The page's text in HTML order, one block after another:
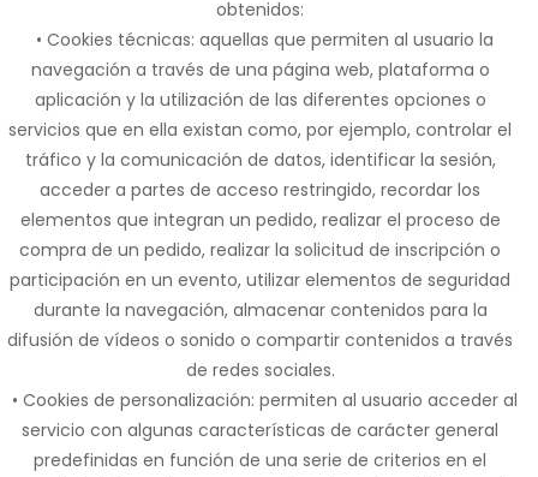
obtenidos:
• Cookies técnicas: aquellas que permiten al usuario la
navegación a través de una página web, plataforma o
aplicación y la utilización de las diferentes opciones o
servicios que en ella existan como, por ejemplo, controlar el
tráfico y la comunicación de datos, identificar la sesión,
acceder a partes de acceso restringido, recordar los
elementos que integran un pedido, realizar el proceso de
compra de un pedido, realizar la solicitud de inscripción o
participación en un evento, utilizar elementos de seguridad
durante la navegación, almacenar contenidos para la
difusión de vídeos o sonido o compartir contenidos a través
de redes sociales.
• Cookies de personalización: permiten al usuario acceder al
servicio con algunas características de carácter general
predefinidas en función de una serie de criterios en el